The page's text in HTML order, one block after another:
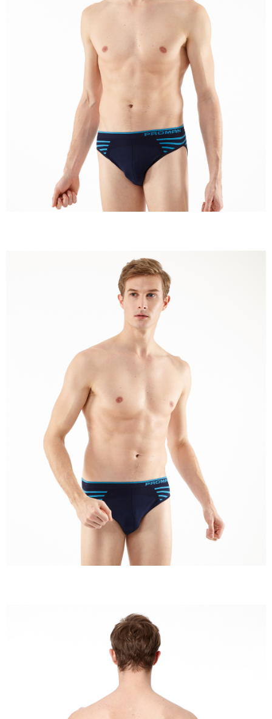
４．使用「AFTEE先享後付」時，將依據個別帳號之用戶狀況，依本公司即
時審查核予不同之上限額度；若仍有額度不足之情形，本公司將視審查結果
請求用戶進行身份認證。
５．嚴禁一人註冊多個帳號或使用他人資訊註冊。若發現惡意使用之情形，
恩沛科技股份有限公司將有權停止該用戶之使用額度並採取法律行動。